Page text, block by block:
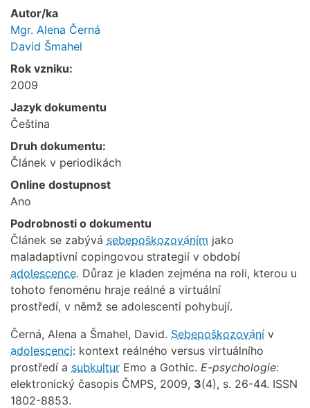
Autor/ka
Mgr. Alena Černá
David Šmahel
Rok vzniku:
2009
Jazyk dokumentu
Čeština
Druh dokumentu:
Článek v periodikách
Online dostupnost
Ano
Podrobnosti o dokumentu
Článek se zabývá sebepoškozováním jako
maladaptivní copingovou strategií v období
adolescence. Důraz je kladen zejména na roli, kterou u
tohoto fenoménu hraje reálné a virtuální
prostředí, v němž se adolescenti pohybují.
Černá, Alena a Šmahel, David. Sebepoškozování v
adolescenci: kontext reálného versus virtuálního
prostředí a subkultur Emo a Gothic. E-psychologie:
elektronický časopis ČMPS, 2009, 3(4), s. 26-44. ISSN
1802-8853.